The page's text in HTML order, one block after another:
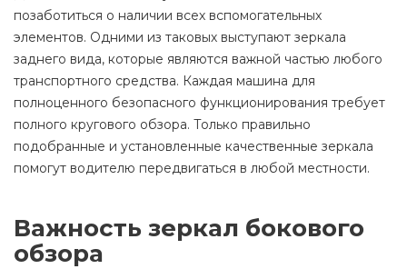
позаботиться о наличии всех вспомогательных
элементов. Одними из таковых выступают зеркала
заднего вида, которые являются важной частью любого
транспортного средства. Каждая машина для
полноценного безопасного функционирования требует
полного кругового обзора. Только правильно
подобранные и установленные качественные зеркала
помогут водителю передвигаться в любой местности.
Важность зеркал бокового
обзора